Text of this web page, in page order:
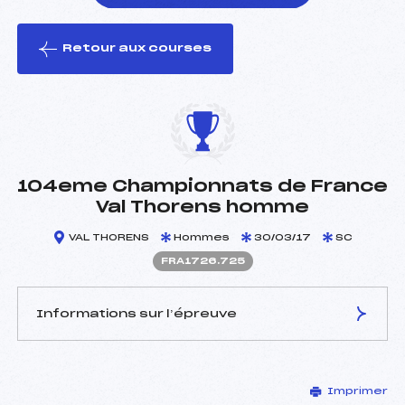
le ski
Retour aux courses
104eme Championnats de France
Val Thorens homme
VAL THORENS Hommes 30/03/17 SC
FRA1726.725
Informations sur l’épreuve
PASTOR JACQUES (MON)
Imprimer